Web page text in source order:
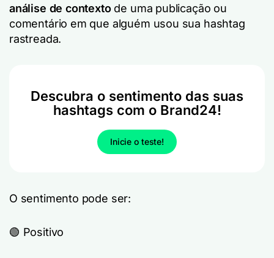
análise de contextode uma publicação ou
comentário em que alguém usou sua hashtag
rastreada.
Descubra o sentimento das suas
hashtags com o Brand24!
Inicie o teste!
O sentimento pode ser:
🟢 Positivo